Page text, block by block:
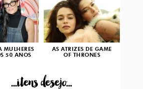
MULHERES
50 ANOS
AS ATRIZES DE GAME
OF THRONES
...itens desejo...